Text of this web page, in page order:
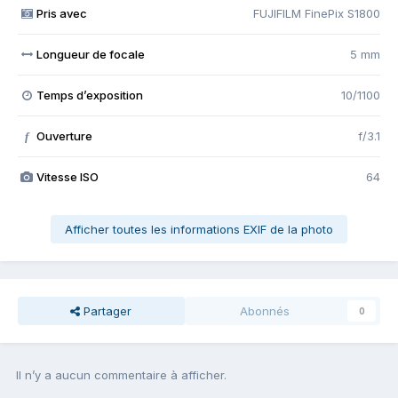
Pris avec FUJIFILM FinePix S1800
Longueur de focale 5 mm
Temps d’exposition 10/1100
f Ouverture f/3.1
Vitesse ISO 64
Afficher toutes les informations EXIF de la photo
Partager Abonnés 0
Il n’y a aucun commentaire à afficher.